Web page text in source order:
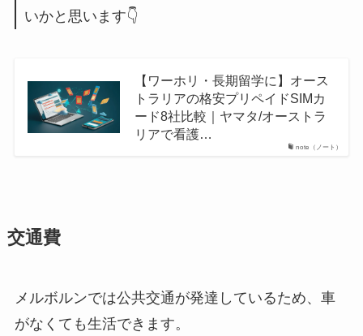
いかと思います👇
note（ノート）
【ワーホリ・長期留学に】オース
トラリアの格安プリペイドSIMカ
ード8社比較｜ヤマタ/オーストラ
リアで看護…
交通費
メルボルンでは公共交通が発達しているため、車
がなくても生活できます。